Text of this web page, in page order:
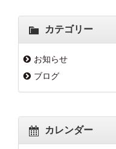
カテゴリー
お知らせ
ブログ
カレンダー